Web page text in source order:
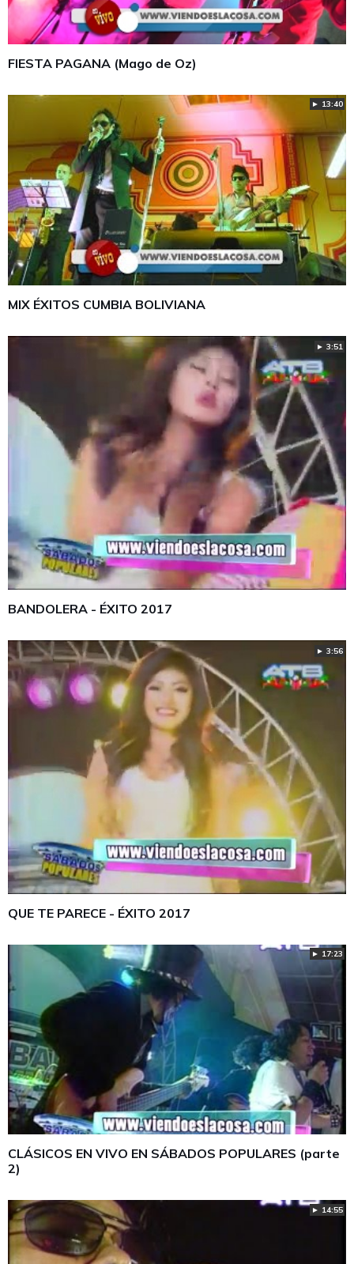
FIESTA PAGANA (Mago de Oz)
► 13:40
MIX ÉXITOS CUMBIA BOLIVIANA
► 3:51
BANDOLERA - ÉXITO 2017
► 3:56
QUE TE PARECE - ÉXITO 2017
► 17:23
CLÁSICOS EN VIVO EN SÁBADOS POPULARES (parte
2)
► 14:55